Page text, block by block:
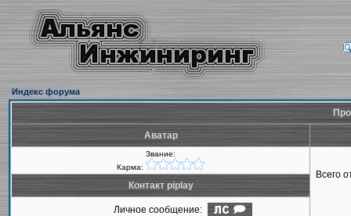
Индекс форума
Аватар
Звание:
Карма:
Всего
Контакт piplay
Личное сообщение: